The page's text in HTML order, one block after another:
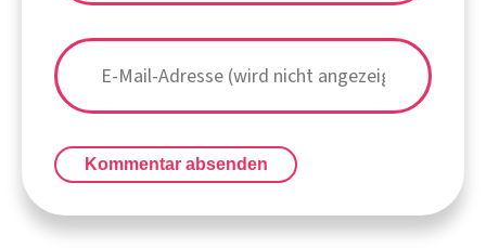
Kommentar absenden